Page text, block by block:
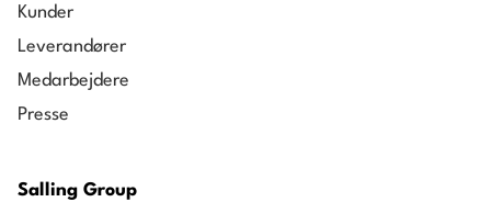
og Landbrugsvejledning (Forest, Land and
Agriculture Guidance)
*Virksomheder i obligatoriske skov-, jord- og
landbrugssektorer (FLAG), der opfylder alle andre
valideringsruten. Se kriterium 1 i SBTi FLAG-
Kunder
Leverandører
Medarbejdere
Presse
Salling Group